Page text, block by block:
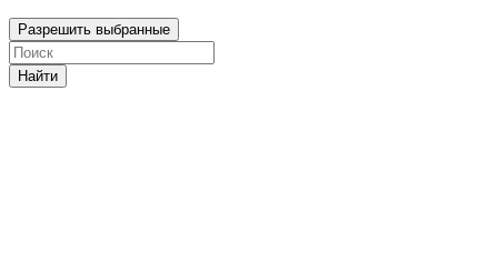
Разрешить выбранные
Найти